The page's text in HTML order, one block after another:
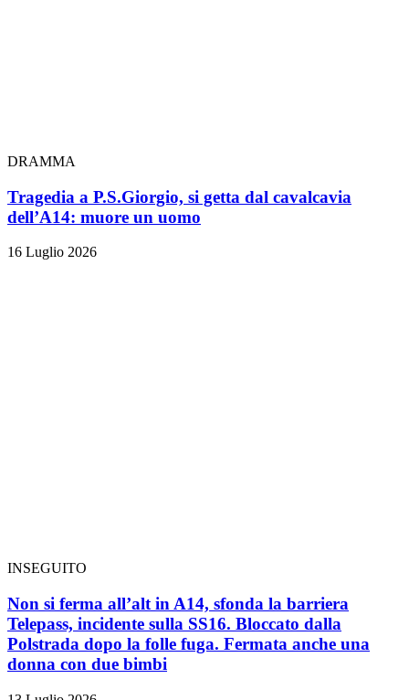
DRAMMA
Tragedia a P.S.Giorgio, si getta dal cavalcavia
dell’A14: muore un uomo
16 Luglio 2026
INSEGUITO
Non si ferma all’alt in A14, sfonda la barriera
Telepass, incidente sulla SS16. Bloccato dalla
Polstrada dopo la folle fuga. Fermata anche una
donna con due bimbi